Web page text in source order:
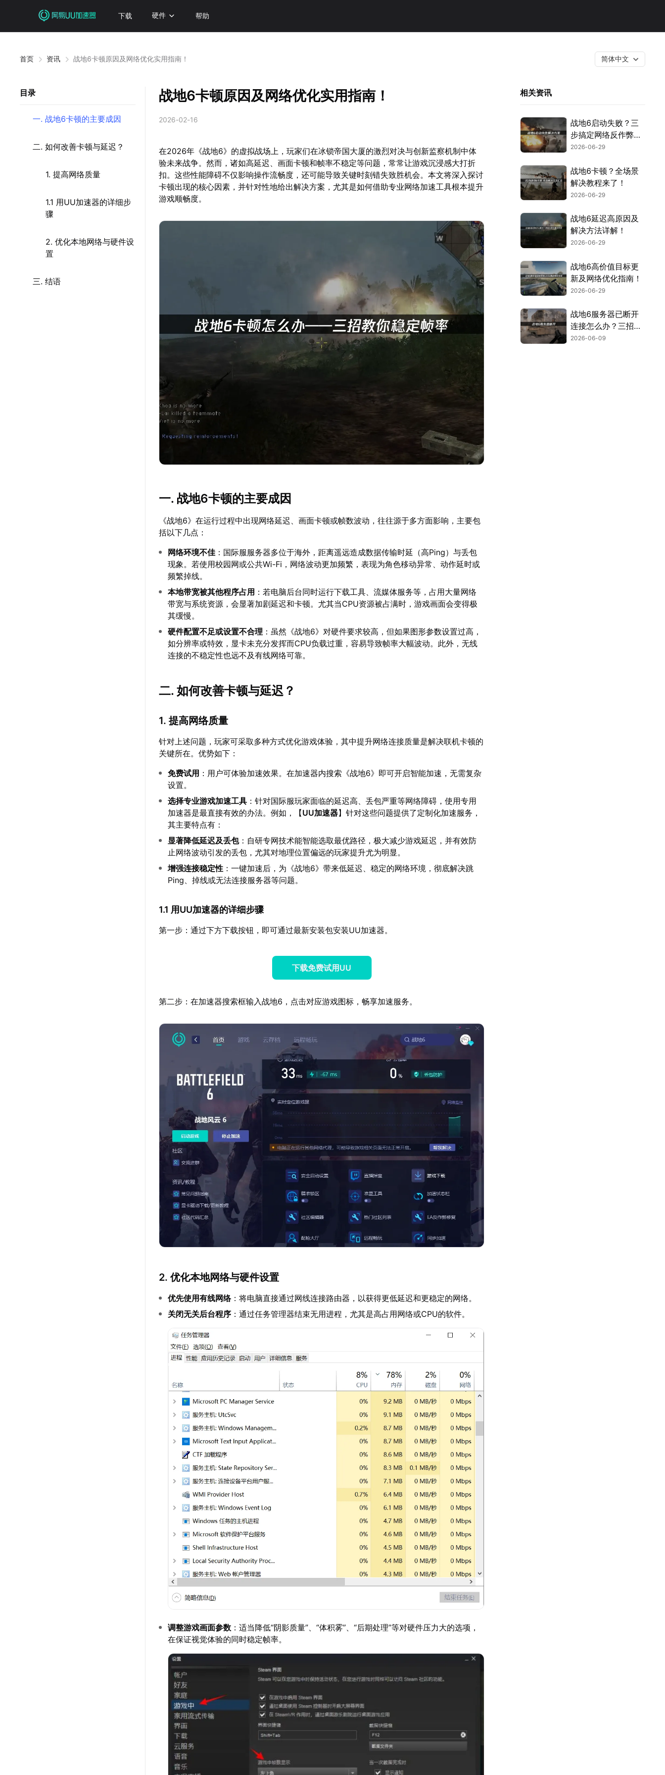
下载 硬件 帮助
首页 资讯 战地6卡顿原因及网络优化实用指南！ 简体中文
目录
一. 战地6卡顿的主要成因
二. 如何改善卡顿与延迟？
1. 提高网络质量
1.1 用UU加速器的详细步
骤
2. 优化本地网络与硬件设
置
三. 结语
战地6卡顿原因及网络优化实用指南！
2026-02-16
在2026年《战地6》的虚拟战场上，玩家们在冰锁帝国大厦的激烈对决与创新监察机制中体
验未来战争。然而，诸如高延迟、画面卡顿和帧率不稳定等问题，常常让游戏沉浸感大打折
扣。这些性能障碍不仅影响操作流畅度，还可能导致关键时刻错失致胜机会。本文将深入探讨
卡顿出现的核心因素，并针对性地给出解决方案，尤其是如何借助专业网络加速工具根本提升
游戏顺畅度。
一. 战地6卡顿的主要成因
《战地6》在运行过程中出现网络延迟、画面卡顿或帧数波动，往往源于多方面影响，主要包
括以下几点：
网络环境不佳 ：国际服服务器多位于海外，距离遥远造成数据传输时延（高Ping）与丢包
现象。若使用校园网或公共Wi-Fi，网络波动更加频繁，表现为角色移动异常、动作延时或
频繁掉线。
本地带宽被其他程序占用 ：若电脑后台同时运行下载工具、流媒体服务等，占用大量网络
带宽与系统资源，会显著加剧延迟和卡顿。尤其当CPU资源被占满时，游戏画面会变得极
其缓慢。
硬件配置不足或设置不合理 ：虽然《战地6》对硬件要求较高，但如果图形参数设置过高，
如分辨率或特效，显卡未充分发挥而CPU负载过重，容易导致帧率大幅波动。此外，无线
连接的不稳定性也远不及有线网络可靠。
二. 如何改善卡顿与延迟？
1. 提高网络质量
针对上述问题，玩家可采取多种方式优化游戏体验，其中提升网络连接质量是解决联机卡顿的
关键所在。优势如下：
免费试用 ：用户可体验加速效果。在加速器内搜索《战地6》即可开启智能加速，无需复杂
设置。
选择专业游戏加速工具 ：针对国际服玩家面临的延迟高、丢包严重等网络障碍，使用专用
加速器是最直接有效的办法。例如，【UU加速器】针对这些问题提供了定制化加速服务，
其主要特点有：
显著降低延迟及丢包：自研专网技术能智能选取最优路径，极大减少游戏延迟，并有效防
止网络波动引发的丢包，尤其对地理位置偏远的玩家提升尤为明显。
增强连接稳定性 ：一键加速后，为《战地6》带来低延迟、稳定的网络环境，彻底解决跳
Ping、掉线或无法连接服务器等问题。
1.1 用UU加速器的详细步骤
第一步：通过下方下载按钮，即可通过最新安装包安装UU加速器。
下载免费试用UU
第二步：在加速器搜索框输入战地6，点击对应游戏图标，畅享加速服务。
2. 优化本地网络与硬件设置
优先使用有线网络：将电脑直接通过网线连接路由器，以获得更低延迟和更稳定的网络。
关闭无关后台程序 ：通过任务管理器结束无用进程，尤其是高占用网络或CPU的软件。
调整游戏画面参数 ：适当降低“阴影质量”、“体积雾”、“后期处理”等对硬件压力大的选项，
在保证视觉体验的同时稳定帧率。
相关资讯
战地6启动失败？三
步搞定网络反作弊与
安全设置！
2026-06-29
战地6卡顿？全场景
解决教程来了！
2026-06-29
战地6延迟高原因及
解决方法详解！
2026-06-29
战地6高价值目标更
新及网络优化指南！
2026-06-29
战地6服务器已断开
连接怎么办？三招告
别服务器断开连接！
2026-06-09